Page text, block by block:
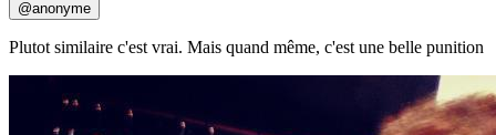
@anonyme
Plutot similaire c'est vrai. Mais quand même, c'est une belle punition